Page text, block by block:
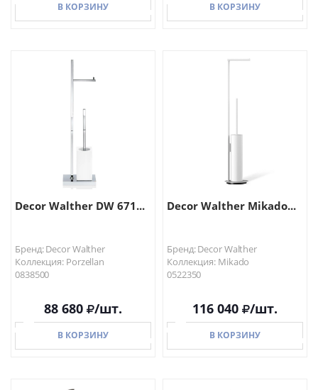
В КОРЗИНУ
В КОРЗИНУ
В КОРЗИНУ
Decor Walther DW 671...
Бренд: Decor Walther
Коллекция: Porzellan
0838500
88 680 /шт.
В КОРЗИНУ
Decor Walther Mikado...
Бренд: Decor Walther
Коллекция: Mikado
0522350
116 040 /шт.
В КОРЗИНУ